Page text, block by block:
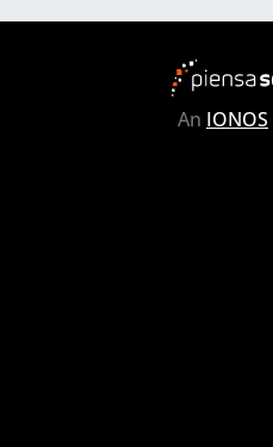
An IONOS